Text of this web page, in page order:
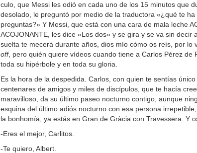
culo, que Messi les odió en cada uno de los 15 minutos que
desolado, le preguntó por medio de la traductora «¿qué te
preguntas?» Y Messi, que está con una cara de mala leche
ACOJONANTE, les dice «Los dos» y se gira y se va sin decir
suelta te mecerá durante años, dios mío cómo os reís, por lo
off, pero quién quiere vídeos cuando tiene a Carlos Pérez de
toda su hipérbole y en toda su gloria.
Es la hora de la despedida. Carlos, con quien te sentías
centenares de amigos y miles de discípulos, que te hacía
maravilloso, da su último paseo nocturno contigo, aunque
esquina del último adiós nocturno con esa persona
la bonhomía, ya estás en Gran de Gràcia con Travessera. Y
-Eres el mejor, Carlitos.
-Te quiero, Albert.